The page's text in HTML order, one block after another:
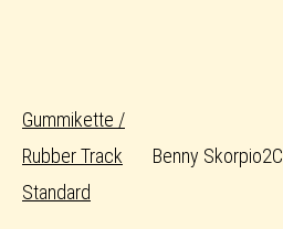
Gummikette /
Rubber Track
Standard
Benny Skorpio2C